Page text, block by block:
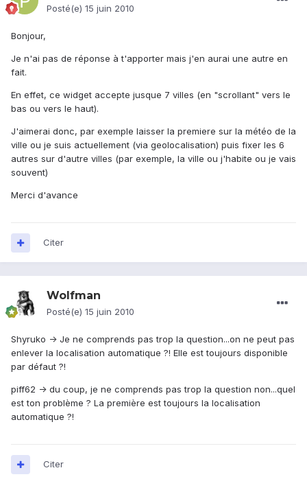
Posté(e) 15 juin 2010
Bonjour,
Je n'ai pas de réponse à t'apporter mais j'en aurai une autre en
fait.
En effet, ce widget accepte jusque 7 villes (en "scrollant" vers le
bas ou vers le haut).
J'aimerai donc, par exemple laisser la premiere sur la météo de la
ville ou je suis actuellement (via geolocalisation) puis fixer les 6
autres sur d'autre villes (par exemple, la ville ou j'habite ou je vais
souvent)
Merci d'avance
Citer
Wolfman
Posté(e) 15 juin 2010
Shyruko -> Je ne comprends pas trop la question...on ne peut pas
enlever la localisation automatique ?! Elle est toujours disponible
par défaut ?!
piff62 -> du coup, je ne comprends pas trop la question non...quel
est ton problème ? La première est toujours la localisation
automatique ?!
Citer